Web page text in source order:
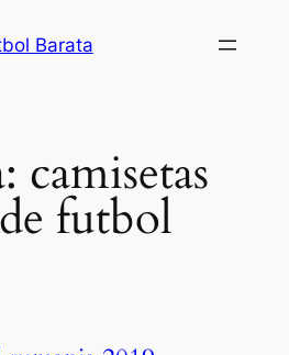
Barata
camisetas
futbol